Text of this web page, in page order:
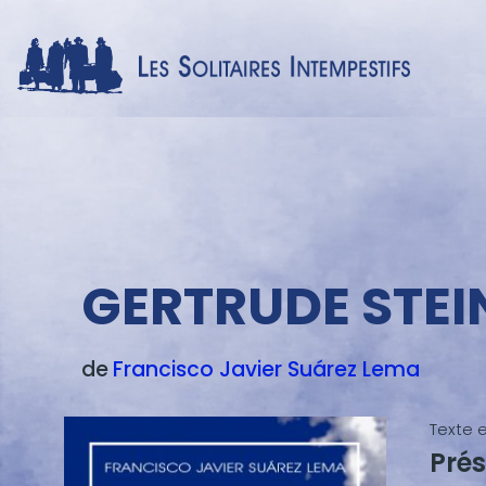
GERTRUDE
deFrancisco Javier Suárez Lema
Texte
Blocs